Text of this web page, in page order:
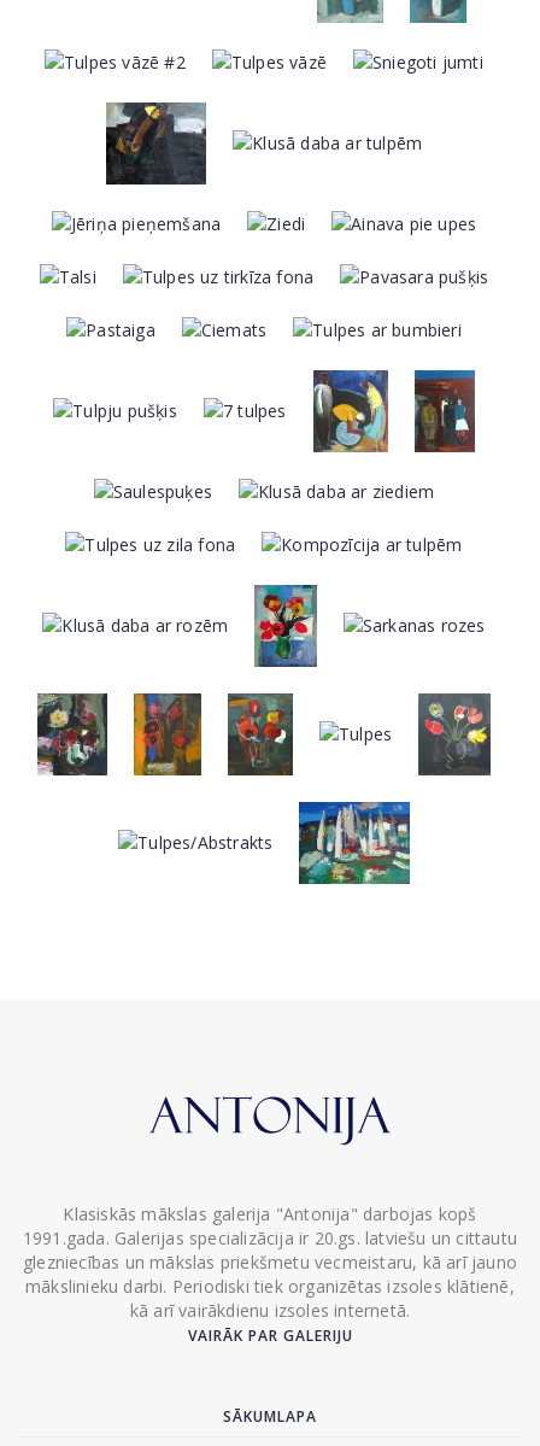
Klasiskās mākslas galerija "Antonija" darbojas kopš
1991.gada. Galerijas specializācija ir 20.gs. latviešu un cittautu
glezniecības un mākslas priekšmetu vecmeistaru, kā arī jauno
mākslinieku darbi. Periodiski tiek organizētas izsoles klātienē,
kā arī vairākdienu izsoles internetā.
VAIRĀK PAR GALERIJU
SĀKUMLAPA